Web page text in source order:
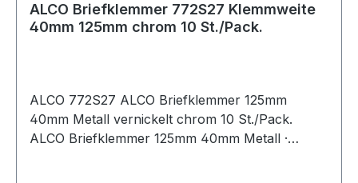
ALCO Briefklemmer 772S27 Klemmweite
40mm 125mm chrom 10 St./Pack.
ALCO 772S27 ALCO Briefklemmer 125mm
40mm Metall vernickelt chrom 10 St./Pack.
ALCO Briefklemmer 125mm 40mm Metall ·